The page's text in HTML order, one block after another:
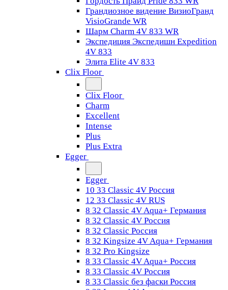
Грандиозное видение ВизиоГранд
VisioGrande WR
Шарм Charm 4V 833 WR
Экспедиция Экспедишн Expedition
4V 833
Элита Elite 4V 833
Clix Floor
Clix Floor
Charm
Excellent
Intense
Plus
Plus Extra
Egger
Egger
10 33 Classic 4V Россия
12 33 Classic 4V RUS
8 32 Classic 4V Aqua+ Германия
8 32 Classic 4V Россия
8 32 Classic Россия
8 32 Kingsize 4V Aqua+ Германия
8 32 Pro Kingsize
8 33 Classic 4V Aqua+ Россия
8 33 Classic 4V Россия
8 33 Classic без фаски Россия